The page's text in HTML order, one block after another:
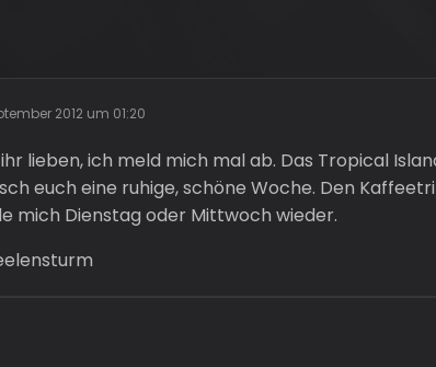
2012 um 01:20
lieben, ich meld mich mal ab. Das Tropical
euch eine ruhige, schöne Woche. Den
mich Dienstag oder Mittwoch wieder.